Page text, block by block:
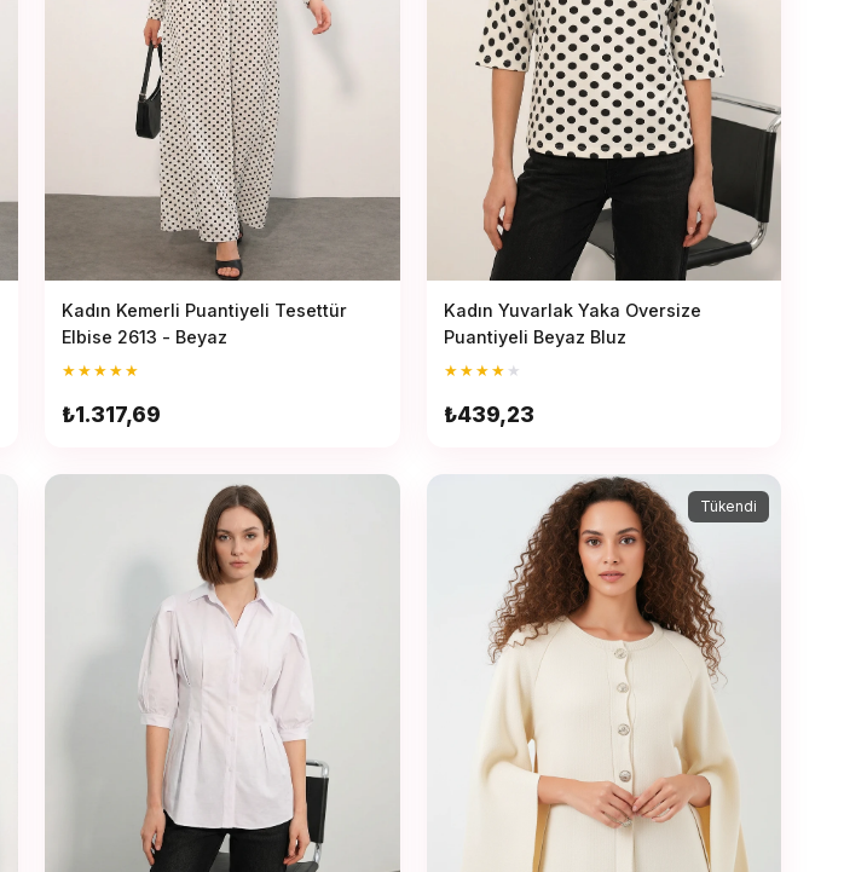
Kadın Kemerli Puantiyeli Tesettür
Elbise 2613 - Beyaz
★★★★★
₺1.317,69
Kadın Yuvarlak Yaka Oversize
Puantiyeli Beyaz Bluz
★★★★ ★
₺439,23
Tükendi